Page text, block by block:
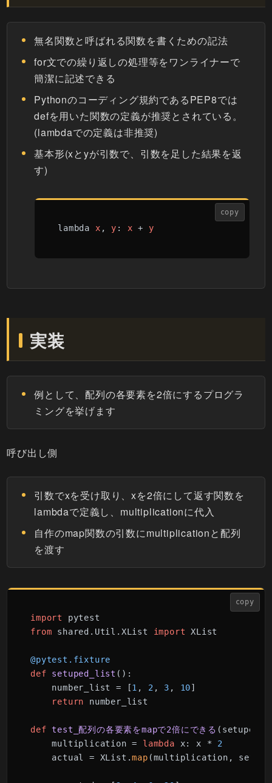
無名関数と呼ばれる関数を書くための記法
for文での繰り返しの処理等をワンライナーで
簡潔に記述できる
Pythonのコーディング規約であるPEP8では
defを用いた関数の定義が推奨とされている。
(lambdaでの定義は非推奨)
基本形(xとyが引数で、引数を足した結果を返
す)
copy
lambda x , y : x + y
実装
例として、配列の各要素を2倍にするプログラ
ミングを挙げます
呼び出し側
引数でxを受け取り、xを2倍にして返す関数を
lambdaで定義し、multiplicationに代入
自作のmap関数の引数にmultiplicationと配列
を渡す
copy
import
from shared.Util.XList import XList
@pytest.fixture
def
setuped_list ():
number_list = [1 , 2 , 3 , 10]
return number_list
def test_配列の各要素をmapで2倍にできる (
multiplication = lambda x: x * 2
actual = XList.map (multiplication,